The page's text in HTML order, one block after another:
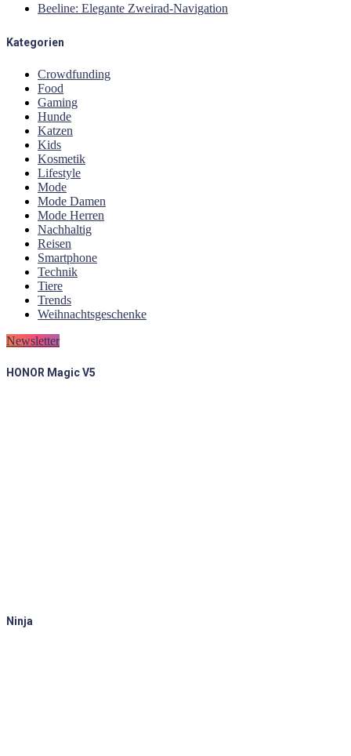
Beeline: Elegante Zweirad-Navigation
Kategorien
Crowdfunding
Food
Gaming
Hunde
Katzen
Kids
Kosmetik
Lifestyle
Mode
Mode Damen
Mode Herren
Nachhaltig
Reisen
Smartphone
Technik
Tiere
Trends
Weihnachtsgeschenke
Newsletter
HONOR Magic V5
Ninja